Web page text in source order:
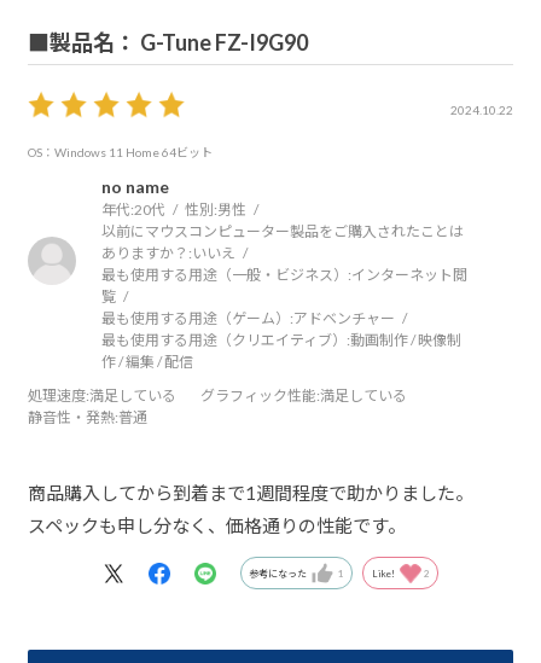
■製品名： G-Tune FZ-I9G90
2024.10.22
OS：Windows 11 Home 64ビット
no name
年代:20代 性別:男性
以前にマウスコンピューター製品をご購入されたことは
ありますか？: いいえ
最も使用する用途（一般・ビジネス）:インターネット閲
覧
最も使用する用途（ゲーム）:アドベンチャー
最も使用する用途（クリエイティブ）:動画制作 / 映像制
作 / 編集 / 配信
処理速度:満足している グラフィック性能:満足している
静音性・発熱:普通
商品購入してから到着まで1週間程度で助かりました。
スペックも申し分なく、価格通りの性能です。
参考になった 1 Like! 2